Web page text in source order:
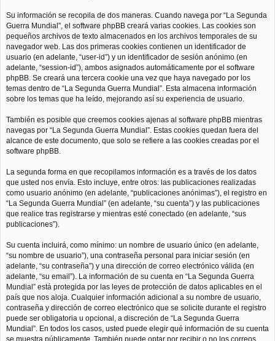
Su información se recopila de dos maneras. Cuando navega por “La Segunda
Guerra Mundial”, el software phpBB creará varias cookies. Las cookies son
pequeños archivos de texto almacenados en los archivos temporales de su
navegador web. Las dos primeras cookies contienen un identificador de
usuario (en adelante, “user-id”) y un identificador de sesión anónimo (en
adelante, “session-id”), ambos asignados automáticamente por el software
phpBB. Se creará una tercera cookie una vez que haya navegado por los
temas dentro de “La Segunda Guerra Mundial”. Esta almacena información
sobre los temas que ha leído, mejorando así su experiencia de usuario.
También es posible que creemos cookies ajenas al software phpBB mientras
navegas por “La Segunda Guerra Mundial”. Estas cookies quedan fuera del
alcance de este documento, que solo se refiere a las cookies creadas por el
software phpBB.
La segunda forma en que recopilamos información es a través de los datos
que usted nos envía. Esto incluye, entre otros: las publicaciones realizadas
como usuario anónimo (en adelante, “publicaciones anónimas”), el registro en
“La Segunda Guerra Mundial” (en adelante, “su cuenta”) y las publicaciones
que realice tras registrarse y mientras esté conectado (en adelante, “sus
publicaciones”).
Su cuenta incluirá, como mínimo: un nombre de usuario único (en adelante,
“su nombre de usuario”), una contraseña personal para iniciar sesión (en
adelante, “su contraseña”) y una dirección de correo electrónico válida (en
adelante, “su email”). La información de su cuenta en “La Segunda Guerra
Mundial” está protegida por las leyes de protección de datos aplicables en el
país que nos aloja. Cualquier información adicional a su nombre de usuario,
contraseña y dirección de correo electrónico que se solicite durante el registro
puede ser obligatoria u opcional, a discreción de “La Segunda Guerra
Mundial”. En todos los casos, usted puede elegir qué información de su cuenta
se muestra públicamente. También puede optar por recibir o no los correos